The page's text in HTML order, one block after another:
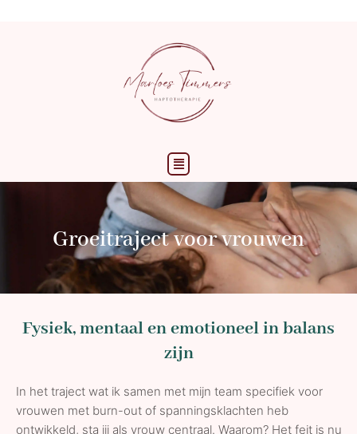
Menu
Groeitraject voor vrouwen
Fysiek, mentaal en emotioneel in balans
zijn
In het traject wat ik samen met mijn team specifiek voor
vrouwen met burn-out of spanningsklachten heb
ontwikkeld, sta jij als vrouw centraal. Waarom? Het feit is nu